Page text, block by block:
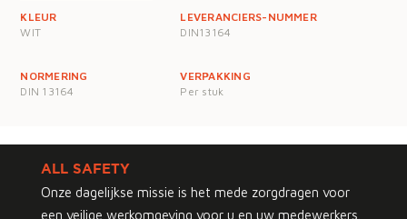
KLEUR
WIT
LEVERANCIERS-NUMMER
DIN13164
NORMERING
DIN 13164
VERPAKKING
Per stuk
ALL SAFETY
Onze dagelijkse missie is het mede zorgdragen voor
een veilige werkomgeving voor u en uw medewerkers.